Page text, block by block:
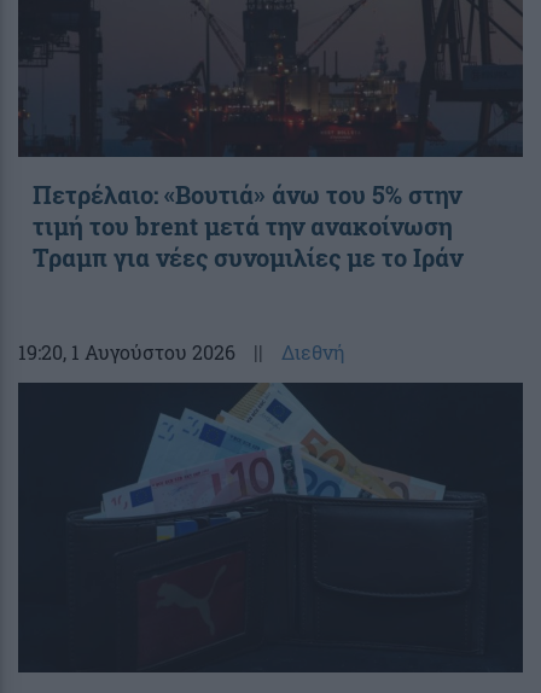
Πετρέλαιο: «Βουτιά» άνω του 5% στην
τιμή του brent μετά την ανακοίνωση
Τραμπ για νέες συνομιλίες με το Ιράν
19:20, 1 Αυγούστου 2026 || Διεθνή